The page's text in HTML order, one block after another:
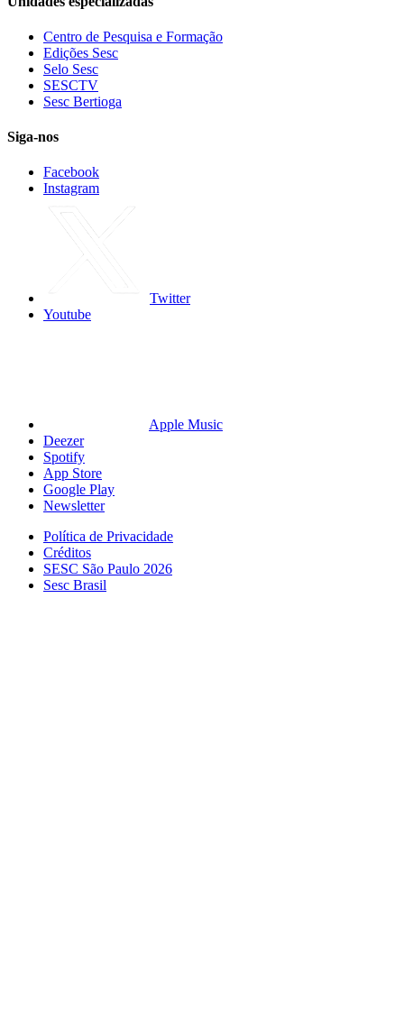
Centro de Pesquisa e Formação
Edições Sesc
Selo Sesc
SESCTV
Sesc Bertioga
Siga-nos
Facebook
Instagram
Twitter
Youtube
Apple Music
Deezer
Spotify
App Store
Google Play
Newsletter
Política de Privacidade
Créditos
SESC São Paulo 2026
Sesc Brasil